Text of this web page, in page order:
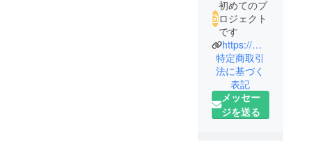
初めてのプ
ロジェクト
です
https://moonathlete.wixsite.com/earthgp
特定商取引
法に基づく
表記
メッセー
ジを送る